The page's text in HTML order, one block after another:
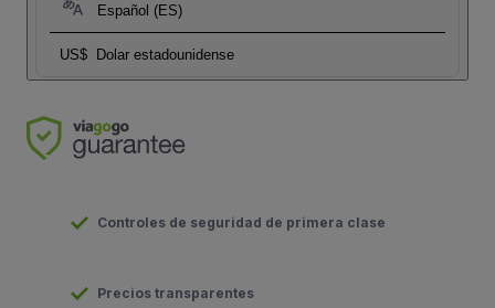
Español (ES)
US$ Dolar estadounidense
Controles de seguridad de primera clase
Precios transparentes